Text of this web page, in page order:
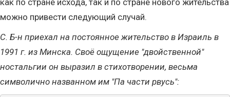
как по стране исхода, так и по стране нового жительства
можно привести следующий случай.
С. Б-н приехал на постоянное жительство в Израиль в
1991 г. из Минска. Своё ощущение "двойственной"
ностальгии он выразил в стихотворении, весьма
символично названном им "Па части рвусь":